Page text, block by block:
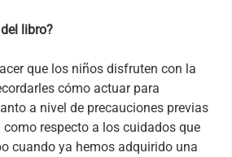
libro?
que los niños disfruten con la
cómo actuar para
a nivel de precauciones previas
respecto a los cuidados que
cuando ya hemos adquirido una